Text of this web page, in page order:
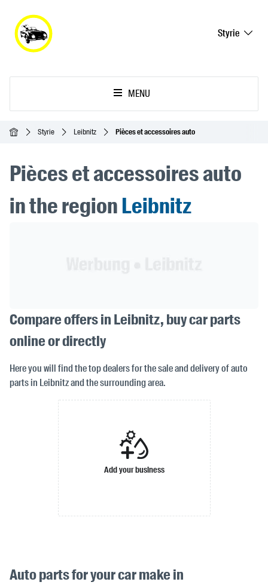
Styrie
MENU
AccueilStyrie Leibnitz Pièces et accessoires auto
Pièces et accessoires auto
in the regionLeibnitz
Compare offers in Leibnitz, buy car parts
online or directly
Here you will find the top dealers for the sale and delivery of auto
parts in Leibnitz and the surrounding area.
Add your business
Auto parts for your car make in